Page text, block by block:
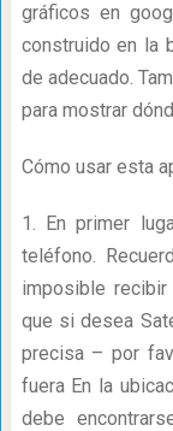
gráficos en
construido en la
de adecuado.
para mostrar
Cómo usar esta
1. En primer
teléfono.
imposible
que si desea
precisa – por
fuera En la
debe